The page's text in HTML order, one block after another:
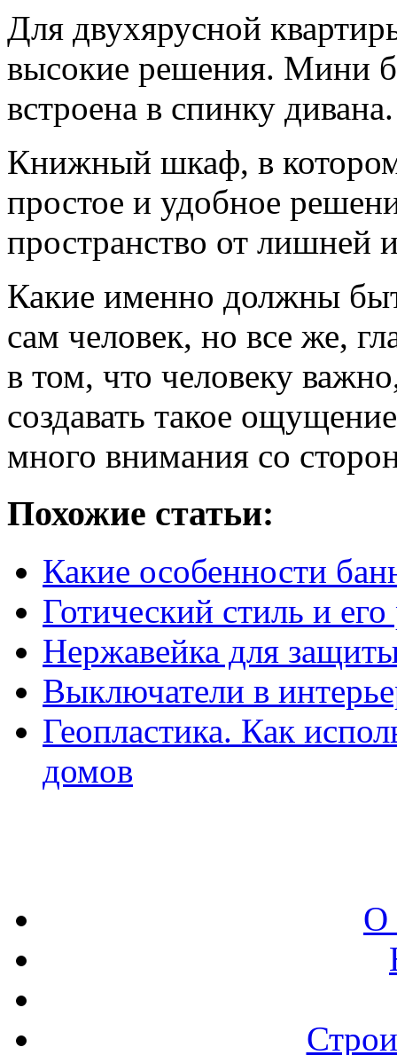
Для двухярусной
высокие решения. Мини
встроена в спинку дивана.
Книжный шкаф, в
простое и удобное
пространство от лишней
Какие именно должны
сам человек, но все же,
в том, что человеку
создавать такое
много внимания со
Похожие статьи:
Какие особенности
Готический стиль и
Нержавейка для
Выключатели в
Геопластика. Как
домов
О